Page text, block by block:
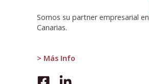
Somos su partner empresarial en
Canarias.
> Más Info
LA